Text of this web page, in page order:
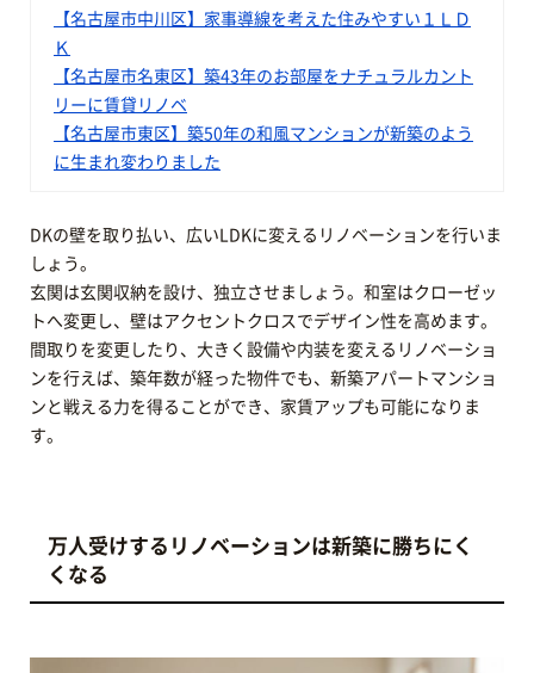
【名古屋市中川区】家事導線を考えた住みやすい１ＬＤ
Ｋ
【名古屋市名東区】築43年のお部屋をナチュラルカント
リーに賃貸リノベ
【名古屋市東区】築50年の和風マンションが新築のよう
に生まれ変わりました
DKの壁を取り払い、広いLDKに変えるリノベーションを行いま
しょう。
玄関は玄関収納を設け、独立させましょう。和室はクローゼッ
トへ変更し、壁はアクセントクロスでデザイン性を高めます。
間取りを変更したり、大きく設備や内装を変えるリノベーショ
ンを行えば、築年数が経った物件でも、新築アパートマンショ
ンと戦える力を得ることができ、家賃アップも可能になりま
す。
万人受けするリノベーションは新築に勝ちにく
くなる